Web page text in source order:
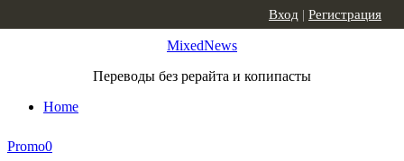
MixedNews
Переводы без рерайта и копипасты
Home
Вход | Регистрация
Promo0